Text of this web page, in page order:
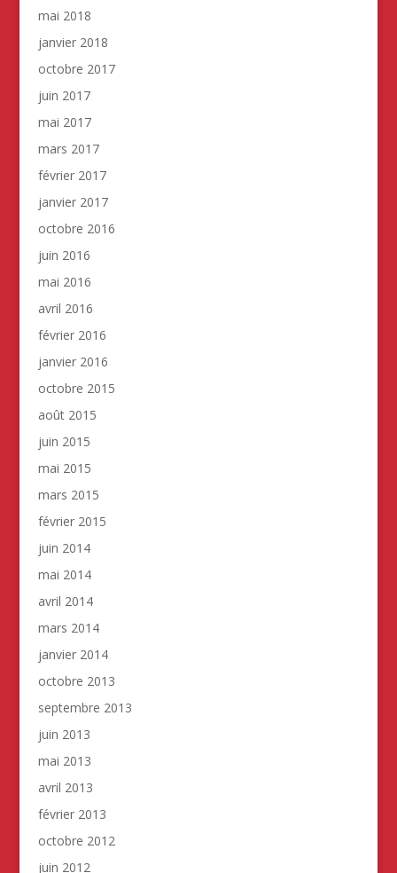
mai 2018
janvier 2018
octobre 2017
juin 2017
mai 2017
mars 2017
février 2017
janvier 2017
octobre 2016
juin 2016
mai 2016
avril 2016
février 2016
janvier 2016
octobre 2015
août 2015
juin 2015
mai 2015
mars 2015
février 2015
juin 2014
mai 2014
avril 2014
mars 2014
janvier 2014
octobre 2013
septembre 2013
juin 2013
mai 2013
avril 2013
février 2013
octobre 2012
juin 2012